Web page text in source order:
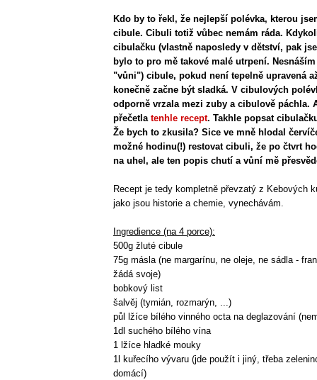
Kdo by to řekl, že nejlepší polévka, kterou
cibule. Cibuli totiž vůbec nemám ráda.
cibulačku (vlastně naposledy v dětství, pak
bylo to pro mě takové malé utrpení.
"vůni") cibule, pokud není tepelně upravená
konečně začne být sladká. V cibulových
odporně vrzala mezi zuby a cibulově páchla.
přečetla tenhle recept. Takhle popsat
Že bych to zkusila? Sice ve mně hlodal
možné hodinu(!) restovat cibuli, že po čtvrt
na uhel, ale ten popis chutí a vůní mě
Recept je tedy kompletně převzatý z Kebových
jako jsou historie a chemie, vynechávám.
Ingredience (na 4 porce):
500g žluté cibule
75g másla (ne margarínu, ne oleje, ne sádla -
žádá svoje)
bobkový list
šalvěj (tymián, rozmarýn, ...)
půl lžíce bílého vinného octa na deglazování
1dl suchého bílého vína
1 lžíce hladké mouky
1l kuřecího vývaru (jde použít i jiný, třeba
domácí)